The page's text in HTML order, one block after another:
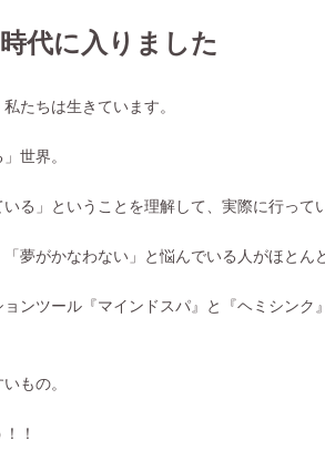
代に入りました
たちは生きています。
世界。
る」ということを理解して、実際に行って
夢がかなわない」と悩んでいる人がほとん
ンツール『マインドスパ』と『ヘミシン
もの。
！